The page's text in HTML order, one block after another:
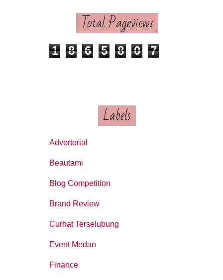
Total Pageviews
1 8 6 5 8 0 7
Labels
Advertorial
Beautami
Blog Competition
Brand Review
Curhat Terselubung
Event Medan
Finance